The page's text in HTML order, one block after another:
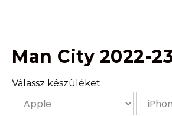
Man City 2022-
Válassz készüléket